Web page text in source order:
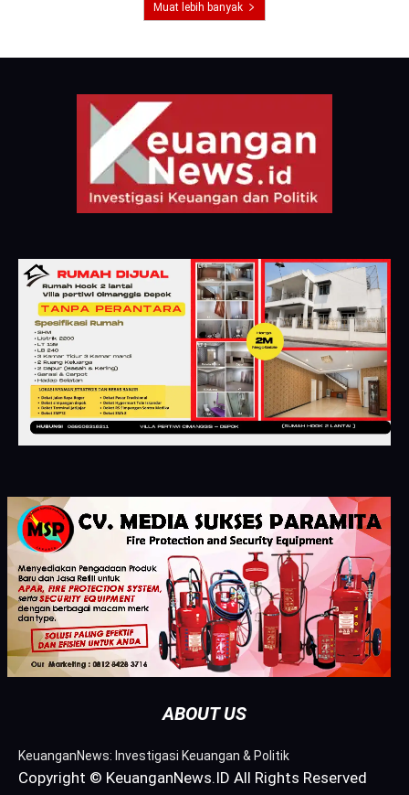
Muat lebih banyak
ABOUT US
KeuanganNews: Investigasi Keuangan & Politik
Copyright © KeuanganNews.ID All Rights Reserved